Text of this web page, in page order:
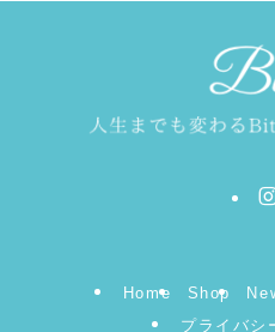
Home Shop
プライバシ